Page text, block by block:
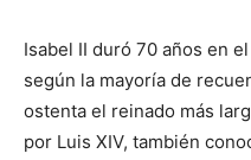
Isabel II duró 70 años en
según la mayoría de
ostenta el reinado más
por Luis XIV, también